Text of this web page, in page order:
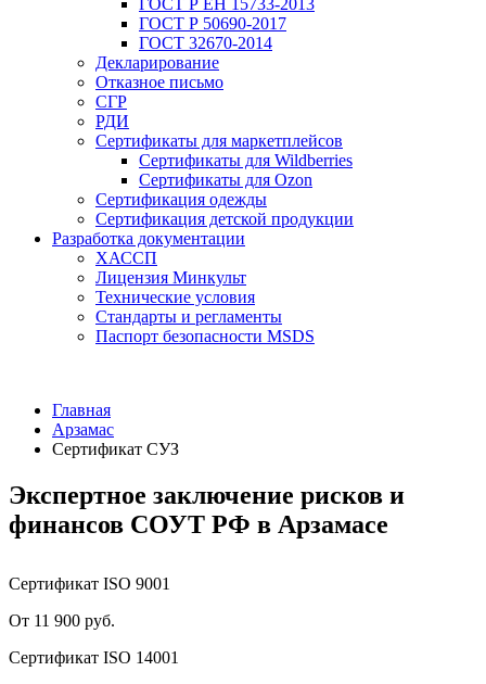
ГОСТ Р ЕН 15733-2013
ГОСТ Р 50690-2017
ГОСТ 32670-2014
Декларирование
Отказное письмо
СГР
РДИ
Сертификаты для маркетплейсов
Сертификаты для Wildberries
Сертификаты для Ozon
Сертификация одежды
Сертификация детской продукции
Разработка документации
ХАССП
Лицензия Минкульт
Технические условия
Стандарты и регламенты
Паспорт безопасности MSDS
Главная
Арзамас
Сертификат СУЗ
Экспертное заключение рисков и
финансов СОУТ РФ в Арзамасе
Сертификат ISO 9001
От 11 900 руб.
Сертификат ISO 14001